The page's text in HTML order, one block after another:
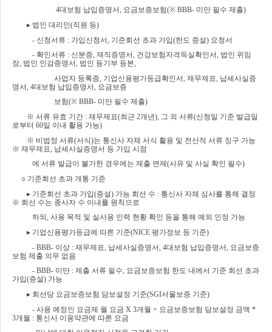
4대보험 납입증명서, 요금보증보험(※ BBB- 미만 필수 제출)
▸ 법인 대리인(직원 등)
- 신청서류 : 가입신청서 기준회선 초과 가입(한도 증설) 요청서
- 확인서류 : 신분증, 재직증명서, 건강보험자격득실확인서, 법인 위임
장, 법인 인감증명서, 법인 등기부 등본,
사업자 등록증, 기업신용평가등급확인서, 재무제표, 납세사실증
명서, 4대보험 납입증명서, 요금보증
보험(※ BBB- 미만 필수 제출)
※ 서류 유효 기간 : 재무제표(최근 2개년), 그 외 서류(신청일 기준 발급일
로부터 60일 이내 활용 가능)
※ 비법정 서류(서식)
※ 재무제표 납세사실증명서 등 가입 시점
에 서류 발급이 불가한 경우에는 제출 면제 (사유 및 사실 확인 필수)
○ 기준회선 초과 개통 기준
▸ 기준회선 초과 가입(증설) 가능 회선 수 :
※ 회선 수는 종사자 수 이내를 원칙으로
하되 , 사용 목적 및 실사용 인력 현황 확인 등을 통해 예외 인정 가능
▸ 기업신용평가등급에 따른 기준(NICE 평가정보 등 기준)
- BBB- 이상 : 재무제표 납세사실증명서 , 4대보험 납입증명서
요금보증
보험 제출 의무 없음
- BBB- 미만 : 제출 서류 필수, 요금보증보험 한도 내에서 기준 회선 초과
가입(증설) 가능
▸ 회선당 요금보증보험 담보설정 기준(SGI서울보증 기준)
- 사용 예정인 요금제 월 요금 X 3개월 = 요금보증보험 담보설정 금액 *
3개월 : 통신사 이용약관에 따른 요금